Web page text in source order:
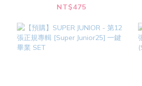
專輯 [Super Junior25]
(RANDOM)
NT$475